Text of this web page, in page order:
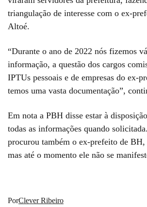
triangulação de interesse com o ex-
Altoé.
“Durante o ano de 2022 nós fizemos
informação, a questão dos cargos
IPTUs pessoais e de empresas do ex-
temos uma vasta documentação”,
Em nota a PBH disse estar à
todas as informações quando
procurou também o ex-prefeito de
mas até o momento ele não se
PorClever Ribeiro